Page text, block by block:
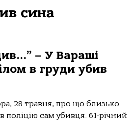
сина
– У Вараші
в груди убив
28 травня, про що близько
поліцію сам убивця. 61-річний